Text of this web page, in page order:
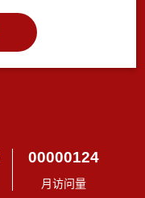
00000124
月访问量